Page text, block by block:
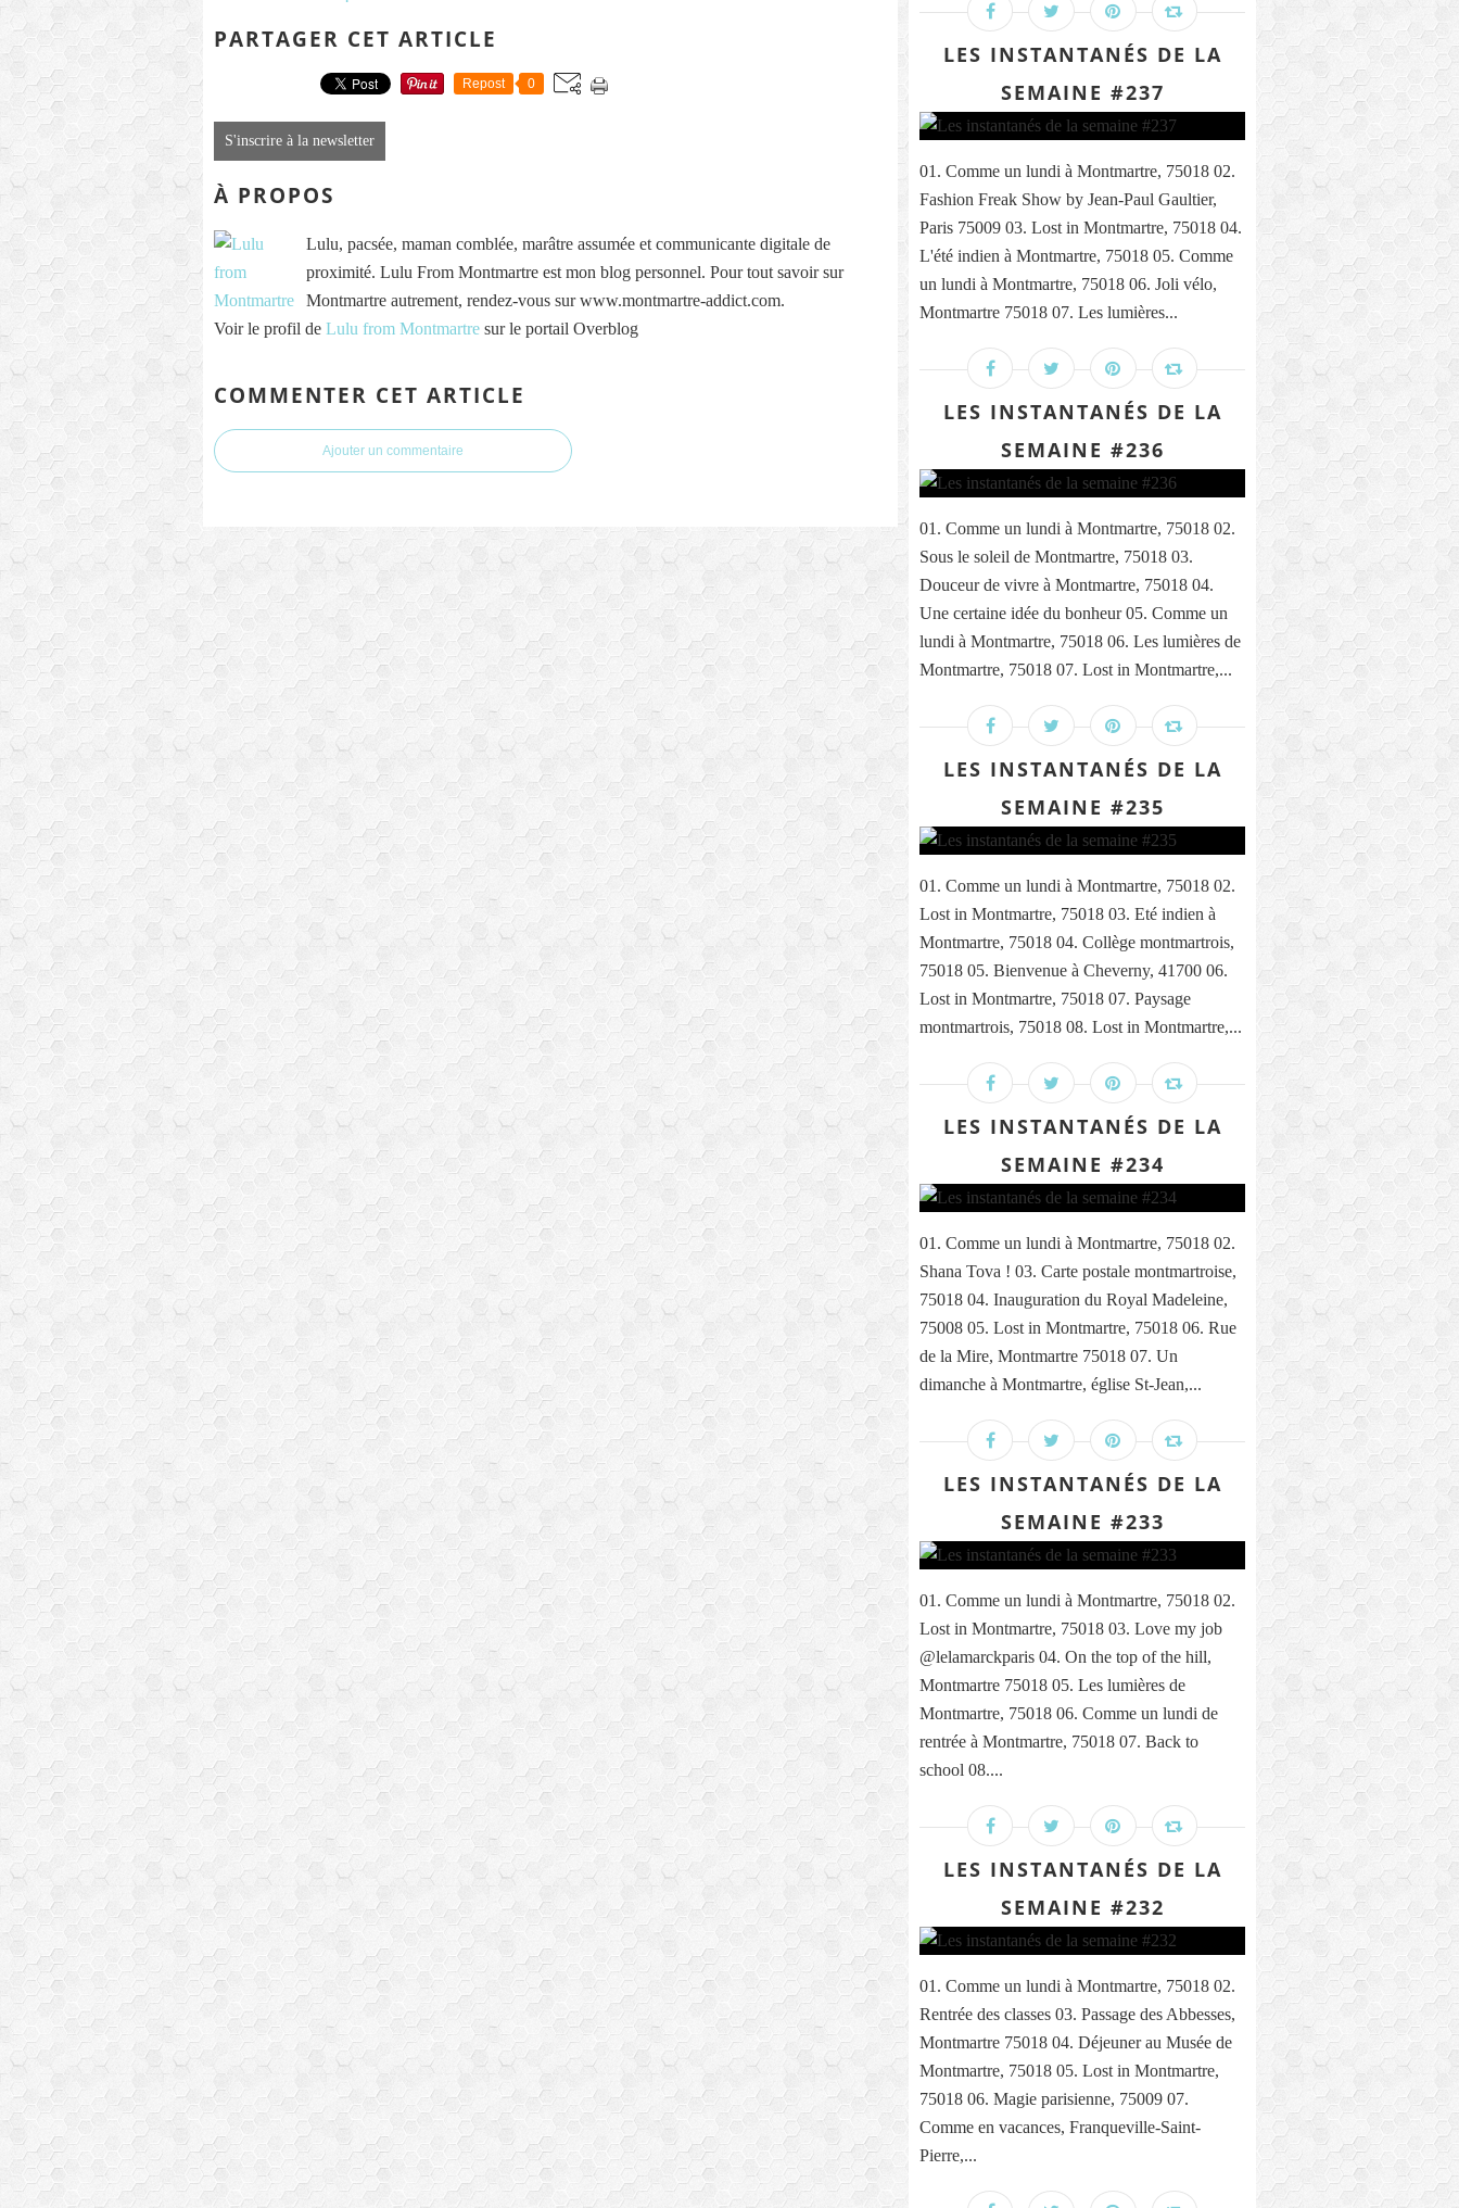
PARTAGER CET ARTICLE
Repost 0
S'inscrire à la newsletter
À PROPOS
Lulu, pacsée, maman comblée, marâtre assumée et communicante digitale de
proximité. Lulu From Montmartre est mon blog personnel. Pour tout savoir sur
Montmartre autrement, rendez-vous sur www.montmartre-addict.com.
Voir le profil de Lulu from Montmartre sur le portail Overblog
COMMENTER CET ARTICLE
Ajouter un commentaire
LES INSTANTANÉS DE LA
SEMAINE #237
01. Comme un lundi à Montmartre, 75018 02.
Fashion Freak Show by Jean-Paul Gaultier,
Paris 75009 03. Lost in Montmartre, 75018 04.
L'été indien à Montmartre, 75018 05. Comme
un lundi à Montmartre, 75018 06. Joli vélo,
Montmartre 75018 07. Les lumières...
LES INSTANTANÉS DE LA
SEMAINE #236
01. Comme un lundi à Montmartre, 75018 02.
Sous le soleil de Montmartre, 75018 03.
Douceur de vivre à Montmartre, 75018 04.
Une certaine idée du bonheur 05. Comme un
lundi à Montmartre, 75018 06. Les lumières de
Montmartre, 75018 07. Lost in Montmartre,...
LES INSTANTANÉS DE LA
SEMAINE #235
01. Comme un lundi à Montmartre, 75018 02.
Lost in Montmartre, 75018 03. Eté indien à
Montmartre, 75018 04. Collège montmartrois,
75018 05. Bienvenue à Cheverny, 41700 06.
Lost in Montmartre, 75018 07. Paysage
montmartrois, 75018 08. Lost in Montmartre,...
LES INSTANTANÉS DE LA
SEMAINE #234
01. Comme un lundi à Montmartre, 75018 02.
Shana Tova ! 03. Carte postale montmartroise,
75018 04. Inauguration du Royal Madeleine,
75008 05. Lost in Montmartre, 75018 06. Rue
de la Mire, Montmartre 75018 07. Un
dimanche à Montmartre, église St-Jean,...
LES INSTANTANÉS DE LA
SEMAINE #233
01. Comme un lundi à Montmartre, 75018 02.
Lost in Montmartre, 75018 03. Love my job
@lelamarckparis 04. On the top of the hill,
Montmartre 75018 05. Les lumières de
Montmartre, 75018 06. Comme un lundi de
rentrée à Montmartre, 75018 07. Back to
school 08....
LES INSTANTANÉS DE LA
SEMAINE #232
01. Comme un lundi à Montmartre, 75018 02.
Rentrée des classes 03. Passage des Abbesses,
Montmartre 75018 04. Déjeuner au Musée de
Montmartre, 75018 05. Lost in Montmartre,
75018 06. Magie parisienne, 75009 07.
Comme en vacances, Franqueville-Saint-
Pierre,...